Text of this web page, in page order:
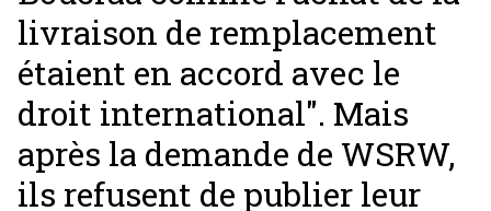
livraison de remplacement
étaient en accord avec le
droit international". Mais
après la demande de WSRW,
ils refusent de publier leur